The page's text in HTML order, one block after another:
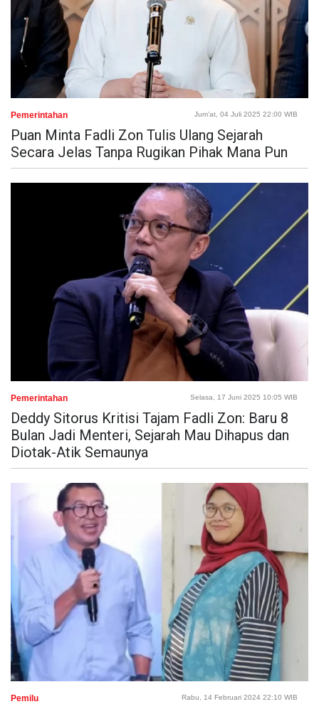
Pemerintahan Jum'at, 04 Juli 2025 22:00 WIB
Puan Minta Fadli Zon Tulis Ulang Sejarah
Secara Jelas Tanpa Rugikan Pihak Mana Pun
Pemerintahan Selasa, 17 Juni 2025 10:05 WIB
Deddy Sitorus Kritisi Tajam Fadli Zon: Baru 8
Bulan Jadi Menteri, Sejarah Mau Dihapus dan
Diotak-Atik Semaunya
Pemilu Rabu, 14 Februari 2024 22:10 WIB